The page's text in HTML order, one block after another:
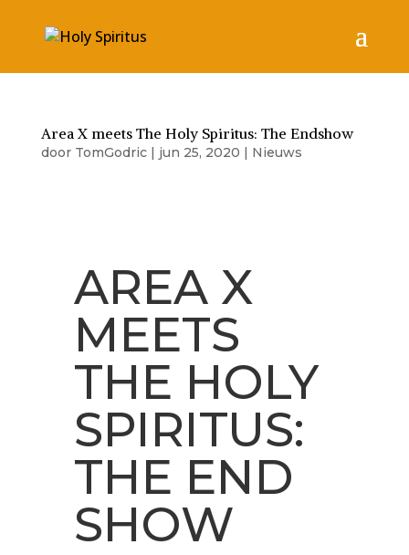
Area X meets The Holy Spiritus: The Endshow
door TomGodric| jun 25, 2020 | Nieuws
AREA X
MEETS
THE HOLY
SPIRITUS:
THE END
SHOW